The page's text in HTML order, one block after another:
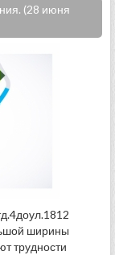
(28 июня
ширины
трудности